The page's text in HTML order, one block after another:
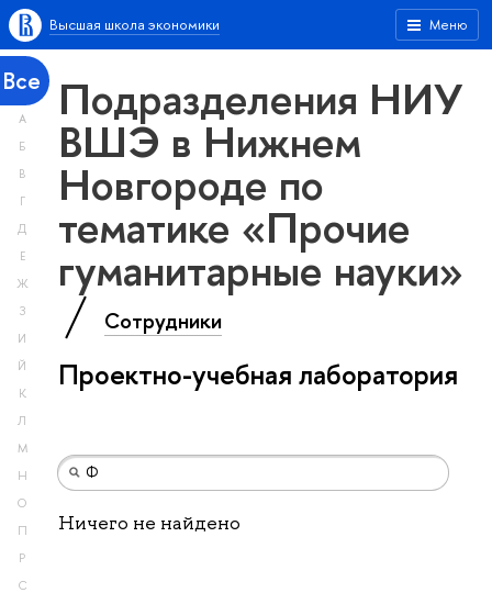
Меню
Высшая школа экономики
Все
А
Б
В
Г
Д
Е
Ж
З
И
Й
К
Л
М
Н
О
П
Р
С
Подразделения НИУ
ВШЭ в Нижнем
Новгороде по
тематике «Прочие
гуманитарные науки»
Сотрудники
Проектно-учебная лаборатория
Ничего не найдено